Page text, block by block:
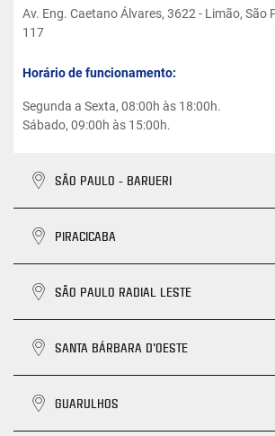
Av. Eng. Caetano Álvares, 3622 - Limão, São
117
Horário de funcionamento:
Segunda a Sexta, 08:00h às 18:00h.
Sábado, 09:00h às 15:00h.
SÃO PAULO - BARUERI
PIRACICABA
SÃO PAULO RADIAL LESTE
SANTA BÁRBARA D'OESTE
GUARULHOS